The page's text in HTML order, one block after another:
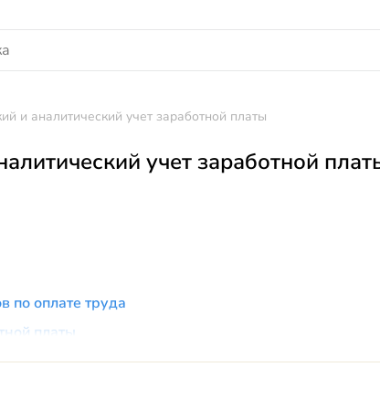
и аналитический учет заработной платы
учет заработной
по оплате труда
платы